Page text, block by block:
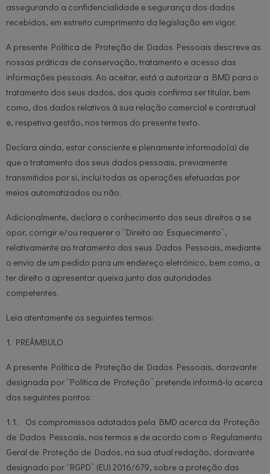
assegurando a confidencialidade e segurança dos dados
recebidos, em estreito cumprimento da legislação em vigor.
A presente Política de Proteção de Dados Pessoais descreve as
nossas práticas de conservação, tratamento e acesso das
informações pessoais. Ao aceitar, está a autorizar a BMD para o
tratamento dos seus dados, dos quais confirma ser titular, bem
como, dos dados relativos à sua relação comercial e contratual
e, respetiva gestão, nos termos do presente texto.
Declara ainda, estar consciente e plenamente informado(a) de
que o tratamento dos seus dados pessoais, previamente
transmitidos por si, inclui todas as operações efetuadas por
meios automatizados ou não.
Adicionalmente, declara o conhecimento dos seus direitos a se
opor, corrigir e/ou requerer o “Direito ao Esquecimento”,
relativamente ao tratamento dos seus Dados Pessoais, mediante
o envio de um pedido para um endereço eletrónico, bem como, a
ter direito a apresentar queixa junto das autoridades
competentes.
Leia atentamente os seguintes termos:
1. PREÂMBULO
A presente Política de Proteção de Dados Pessoais, doravante
designada por “Política de Proteção” pretende informá-lo acerca
dos seguintes pontos:
1.1. Os compromissos adotados pela BMD acerca da Proteção
de Dados Pessoais, nos termos e de acordo com o Regulamento
Geral de Proteção de Dados, na sua atual redação, doravante
designado por “RGPD” (EU) 2016/679, sobre a proteção das